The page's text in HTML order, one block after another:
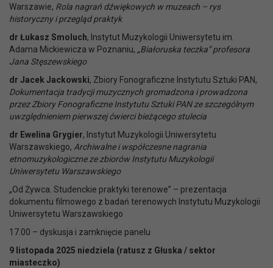
Warszawie, Rola nagrań dźwiękowych w muzeach – rys
historyczny i przegląd praktyk
dr Łukasz Smoluch, Instytut Muzykologii Uniwersytetu im.
Adama Mickiewicza w Poznaniu, „Białoruska teczka” profesora
Jana Stęszewskiego
dr Jacek Jackowski, Zbiory Fonograficzne Instytutu Sztuki PAN,
Dokumentacja tradycji muzycznych gromadzona i prowadzona
przez Zbiory Fonograficzne Instytutu Sztuki PAN ze szczególnym
uwzględnieniem pierwszej ćwierci bieżącego stulecia
dr Ewelina Grygier, Instytut Muzykologii Uniwersytetu
Warszawskiego, Archiwalne i współczesne nagrania
etnomuzykologiczne ze zbiorów Instytutu Muzykologii
Uniwersytetu Warszawskiego
„Od Żywca. Studenckie praktyki terenowe” – prezentacja
dokumentu filmowego z badań terenowych Instytutu Muzykologii
Uniwersytetu Warszawskiego
17.00 – dyskusja i zamknięcie panelu
9 listopada 2025 niedziela (ratusz z Głuska / sektor
miasteczko)